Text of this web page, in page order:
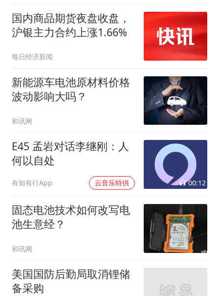
国内商品期货夜盘收盘，
沪银主力合约上涨1.66%
每日经济新闻
新能源车电池原材料价格
波动影响大吗？
和讯网
E45 孟岩对话李继刚：人
何以自处
有知有行App 云音乐特供 00:12
固态电池技术如何改写电
池生意经？
和讯网
美国国防后勤局取消锂储
备采购